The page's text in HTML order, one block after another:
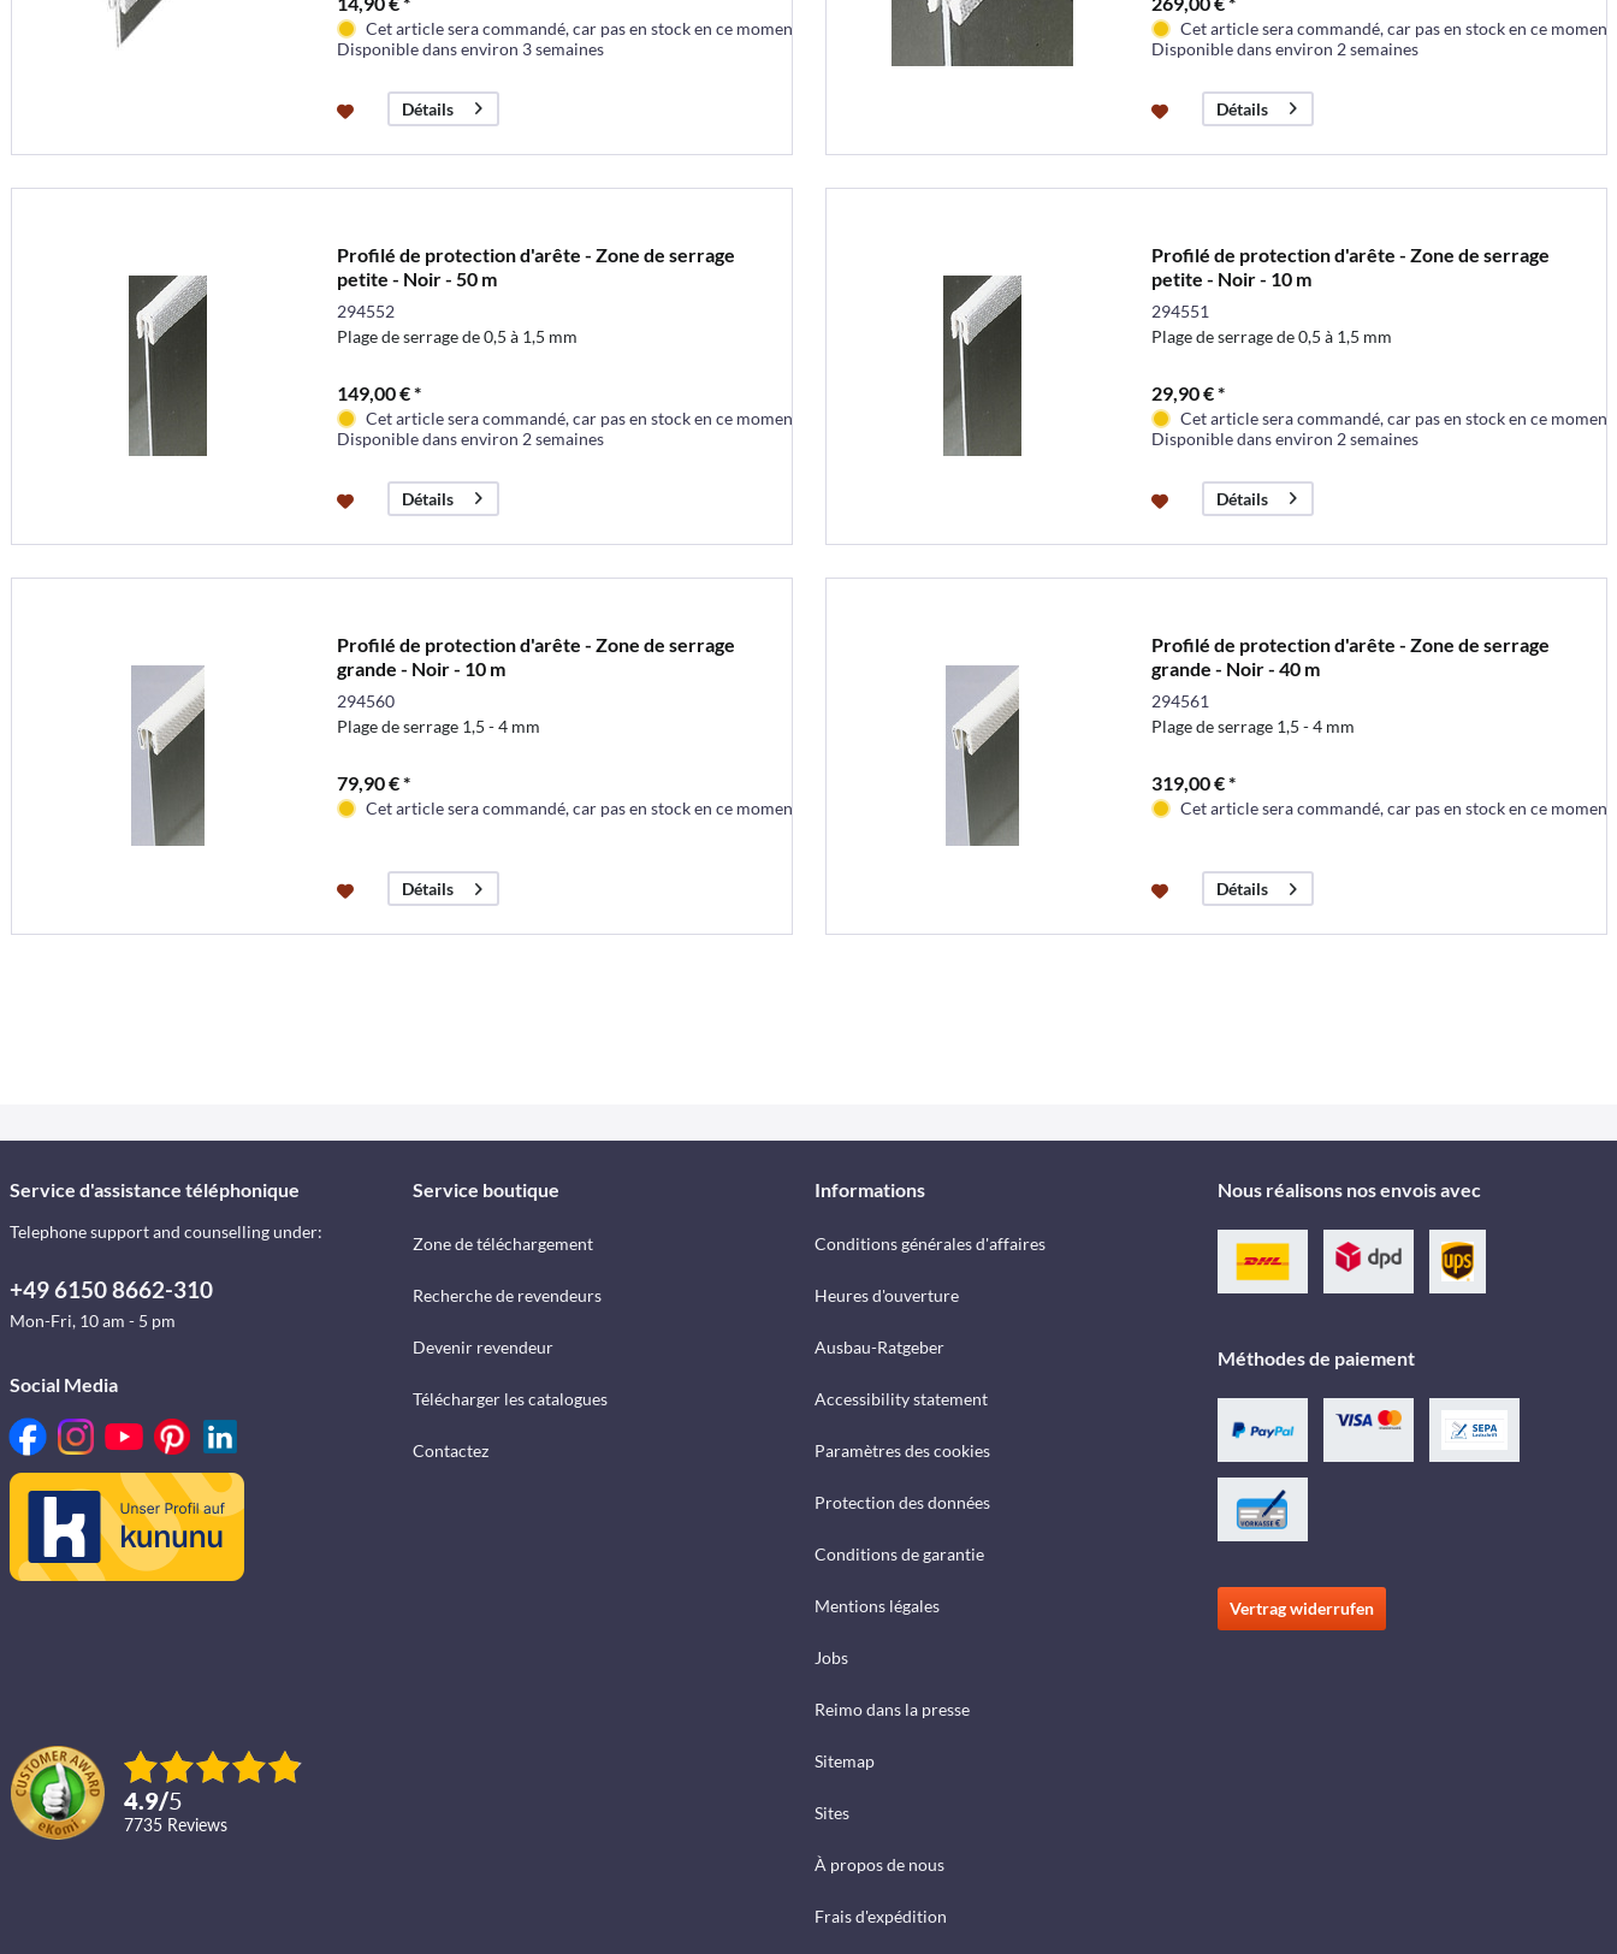
Cet article sera commandé, car pas en stock en ce moment
Disponible dans environ 3 semaines
Détails
Cet article sera commandé, car pas en stock en ce moment
Disponible dans environ 2 semaines
Détails
Profilé de protection d'arête - Zone de serrage
petite - Noir - 50 m
294552
Plage de serrage de 0,5 à 1,5 mm
149,00 € *
Cet article sera commandé, car pas en stock en ce moment
Disponible dans environ 2 semaines
Détails
Profilé de protection d'arête - Zone de serrage
petite - Noir - 10 m
294551
Plage de serrage de 0,5 à 1,5 mm
29,90 € *
Cet article sera commandé, car pas en stock en ce moment
Disponible dans environ 2 semaines
Détails
Profilé de protection d'arête - Zone de serrage
grande - Noir - 10 m
294560
Plage de serrage 1,5 - 4 mm
79,90 € *
Cet article sera commandé, car pas en stock en ce moment
Détails
Profilé de protection d'arête - Zone de serrage
grande - Noir - 40 m
294561
Plage de serrage 1,5 - 4 mm
319,00 € *
Cet article sera commandé, car pas en stock en ce moment
Détails
Service d'assistance téléphonique
Telephone support and counselling under:
+49 6150 8662-310
Mon-Fri, 10 am - 5 pm
Social Media
4.9/5
7735 reviews
Service boutique
Zone de téléchargement
Recherche de revendeurs
Devenir revendeur
Télécharger les catalogues
Contactez
Informations
Conditions générales d'affaires
Heures d'ouverture
Ausbau-Ratgeber
Accessibility statement
Paramètres des cookies
Protection des données
Conditions de garantie
Mentions légales
Jobs
Reimo dans la presse
Sitemap
Sites
À propos de nous
Frais d'expédition
Nous réalisons nos envois avec
Méthodes de paiement
Vertrag widerrufen